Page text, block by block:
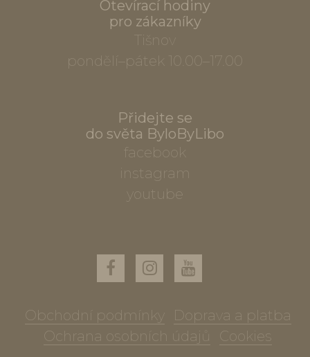
Otevírací hodiny
pro zákazníky
Tišnov
pondělí–pátek 10.00–17.00
Přidejte se
do světa ByloByLibo
facebook
instagram
youtube
Obchodní podmínky
Doprava a platba
Ochrana osobních údajů
Cookies